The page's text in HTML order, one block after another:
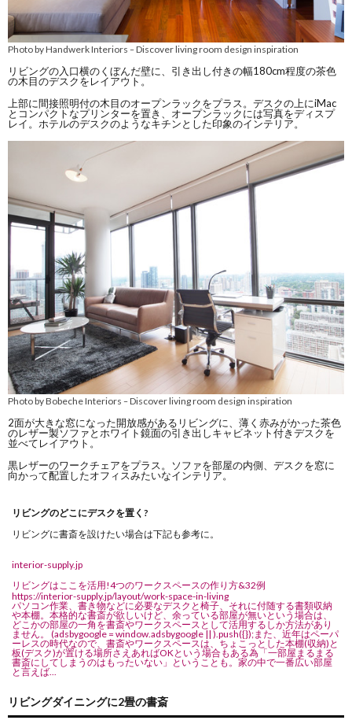
Photo by Handwerk Interiors –Discover living room design inspiration
リビングの入口横のくぼんだ壁に、引き出し付きの幅180cm程度の茶色
の木目のデスクをレイアウト。
上部に間接照明付の木目のオープンラックをプラス。デスクの上にiMac
とコンパクトなプリンターを置き、オープンラックには写真をディスプ
レイ。ホテルのデスクのようなキチンとした印象のインテリア。
Photo by Bobeche Interiors –Discover living room design inspiration
2面が大きな窓になった開放感があるリビングに、薄く赤みがかった茶色
のレザー製ソファとホワイト鏡面の引き出しキャビネット付きデスクを
並べてレイアウト。
黒レザーのワークチェアをプラス。ソファを部屋の内側、デスクを窓に
向かって配置したオフィスみたいなインテリア。
リビングのどこにデスクを置く?
リビングに書斎を設けたい場合は下記も参考に。
interior-supply.jp
リビングはここを活用!4つのワークスペースの作り方&32例
https://interior-supply.jp/layout/work-space-in-living
パソコン作業、書き物などに必要なデスクと椅子、それに付随する書類収納
や本棚。本格的な書斎が欲しいけど、余っている部屋が無いという場合は、
どこかの部屋の一角を書斎やワークスペースとして活用するしか方法があり
ません。 (adsbygoogle = window.adsbygoogle || ).push({});また、近年はペーパ
ーレスの時代なので、書斎やワークスペースは、ちょこっとした本棚(収納)と
板(デスク)が置ける場所さえあればOKという場合もある為「一部屋まるまる
書斎にしてしまうのはもったいない」ということも。家の中で一番広い部屋
と言えば...
リビングダイニングに2畳の書斎